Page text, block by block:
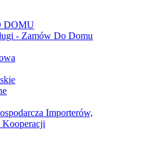
DOMU
- Zamów Do Domu
Importerów,